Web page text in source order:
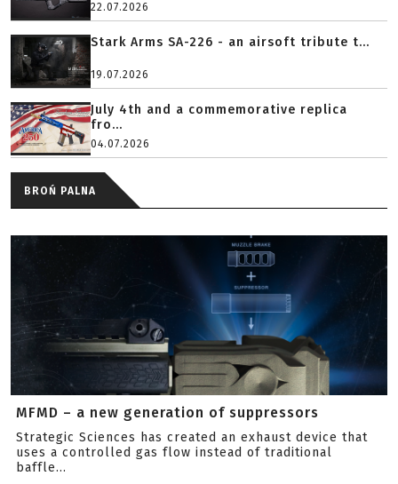
22.07.2026
Stark Arms SA-226 - an airsoft tribute t...
19.07.2026
July 4th and a commemorative replica
fro...
04.07.2026
BROŃ PALNA
MFMD – a new generation of suppressors
Strategic Sciences has created an exhaust device that
uses a controlled gas flow instead of traditional
baffle...